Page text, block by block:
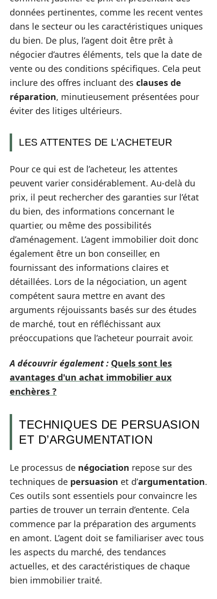
données pertinentes, comme les recent ventes
dans le secteur ou les caractéristiques uniques
du bien. De plus, l’agent doit être prêt à
négocier d’autres éléments, tels que la date de
vente ou des conditions spécifiques. Cela peut
inclure des offres incluant des clauses de
réparation, minutieusement présentées pour
éviter des litiges ultérieurs.
LES ATTENTES DE L’ACHETEUR
Pour ce qui est de l’acheteur, les attentes
peuvent varier considérablement. Au-delà du
prix, il peut rechercher des garanties sur l’état
du bien, des informations concernant le
quartier, ou même des possibilités
d’aménagement. L’agent immobilier doit donc
également être un bon conseiller, en
fournissant des informations claires et
détaillées. Lors de la négociation, un agent
compétent saura mettre en avant des
arguments réjouissants basés sur des études
de marché, tout en réfléchissant aux
préoccupations que l’acheteur pourrait avoir.
A découvrir également : Quels sont les
avantages d'un achat immobilier aux
enchères ?
TECHNIQUES DE PERSUASION
ET D’ARGUMENTATION
Le processus de négociation repose sur des
techniques de persuasion et d’argumentation.
Ces outils sont essentiels pour convaincre les
parties de trouver un terrain d’entente. Cela
commence par la préparation des arguments
en amont. L’agent doit se familiariser avec tous
les aspects du marché, des tendances
actuelles, et des caractéristiques de chaque
bien immobilier traité.